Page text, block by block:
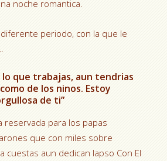
noche romantica.
periodo, con la que le
lo que trabajas, aun tendri­as
de los ninos. Estoy
de ti”
reservada para los papas
que con miles sobre
cuestas aun dedican lapso Con El